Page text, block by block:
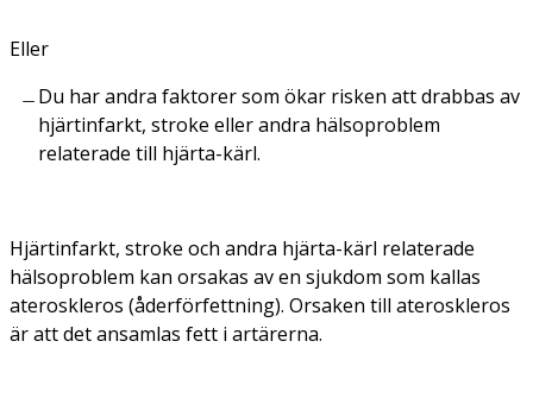
Eller
Du har andra faktorer som ökar risken att drabbas av
hjärtinfarkt, stroke eller andra hälsoproblem
relaterade till hjärta-kärl.
Hjärtinfarkt, stroke och andra hjärta-kärl relaterade
hälsoproblem kan orsakas av en sjukdom som kallas
ateroskleros (åderförfettning). Orsaken till ateroskleros
är att det ansamlas fett i artärerna.